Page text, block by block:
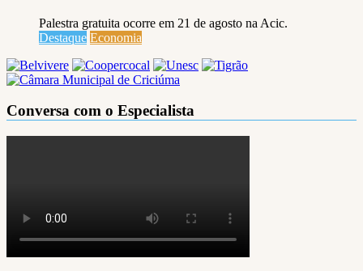
Palestra gratuita ocorre em 21 de agosto na Acic.
Destaque Economia
Conversa com o Especialista